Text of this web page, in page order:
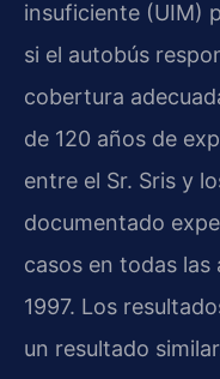
insuficiente (UIM)
si el autobús
cobertura
de 120 años de
entre el Sr. Sris y
documentado
casos en todas las
1997. Los
un resultado